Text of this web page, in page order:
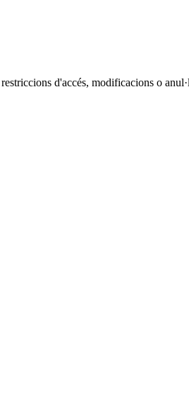
d'accés, modificacions o